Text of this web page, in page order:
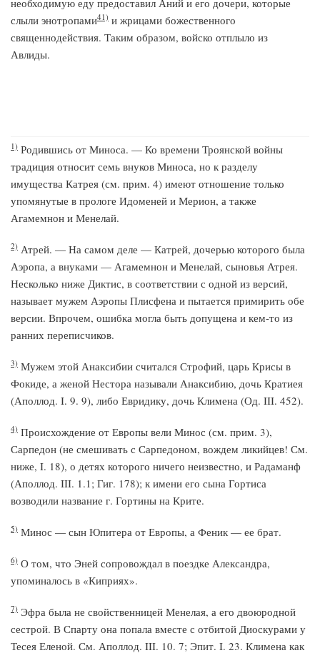
необходимую еду предоставил Аний и его дочери, которые
слыли энотропами41) и жрицами божественного
священнодействия. Таким образом, войско отплыло из
Авлиды.
1) Родившись от Миноса. — Ко времени Троянской войны
традиция относит семь внуков Миноса, но к разделу
имущества Катрея (см. прим. 4) имеют отношение только
упомянутые в прологе Идоменей и Мерион, а также
Агамемнон и Менелай.
2) Атрей. — На самом деле — Катрей, дочерью которого была
Аэропа, а внуками — Агамемнон и Менелай, сыновья Атрея.
Несколько ниже Диктис, в соответствии с одной из версий,
называет мужем Аэропы Плисфена и пытается примирить обе
версии. Впрочем, ошибка могла быть допущена и кем-то из
ранних переписчиков.
3) Мужем этой Анаксибии считался Строфий, царь Крисы в
Фокиде, а женой Нестора называли Анаксибию, дочь Кратиея
(Аполлод. I. 9. 9), либо Евридику, дочь Климена (Од. III. 452).
4) Происхождение от Европы вели Минос (см. прим. 3),
Сарпедон (не смешивать с Сарпедоном, вождем ликийцев! См.
ниже, I. 18), о детях которого ничего неизвестно, и Радаманф
(Аполлод. III. 1.1; Гиг. 178); к имени его сына Гортиса
возводили название г. Гортины на Крите.
5) Минос — сын Юпитера от Европы, а Феник — ее брат.
6) О том, что Эней сопровождал в поездке Александра,
упоминалось в «Киприях».
7) Эфра была не свойственницей Менелая, а его двоюродной
сестрой. В Спарту она попала вместе с отбитой Диоскурами у
Тесея Еленой. См. Аполлод. III. 10. 7; Эпит. I. 23. Климена как